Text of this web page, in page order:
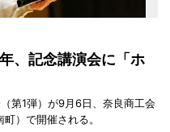
、記念講演会に「ホ
第1弾）が9月6日、奈良商工会
）で開催される。